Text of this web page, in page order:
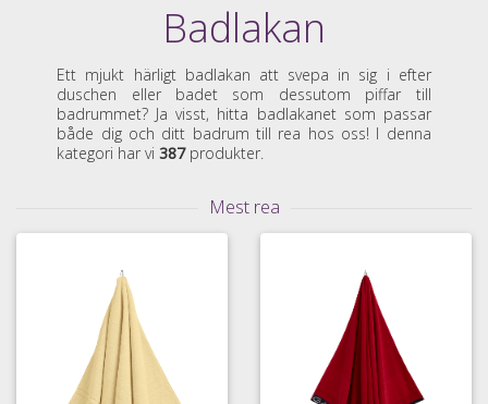
Badlakan
Ett mjukt härligt badlakan att svepa in sig i efter
duschen eller badet som dessutom piffar till
badrummet? Ja visst, hitta badlakanet som passar
både dig och ditt badrum till rea hos oss! I denna
kategori har vi387produkter.
Mest rea